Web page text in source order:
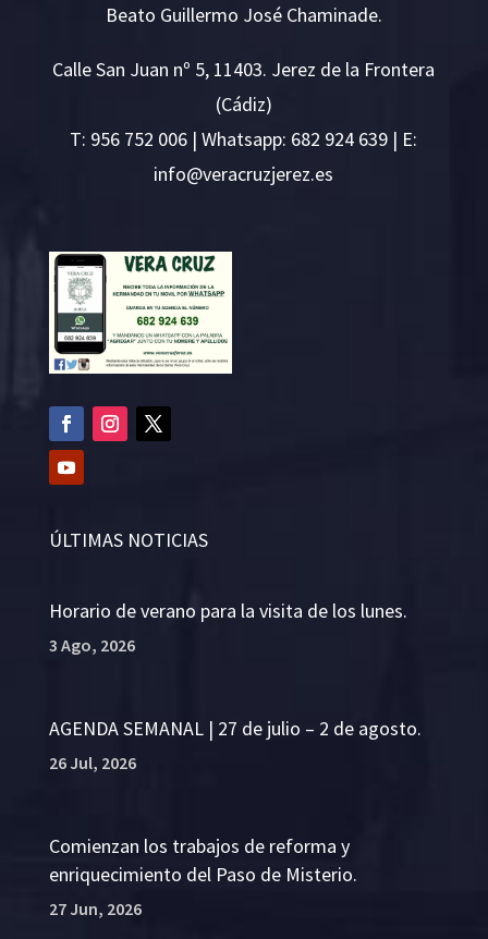
Beato Guillermo José Chaminade.
Calle San Juan nº 5, 11403. Jerez de la Frontera
(Cádiz)
T: 956 752 006 | Whatsapp: 682 924 639 | E:
se.ze
rejzu
rcare
v@ofn
i
ÚLTIMAS NOTICIAS
Horario de verano para la visita de los lunes.
3 Ago, 2026
AGENDA SEMANAL | 27 de julio – 2 de agosto.
26 Jul, 2026
Comienzan los trabajos de reforma y
enriquecimiento del Paso de Misterio.
27 Jun, 2026